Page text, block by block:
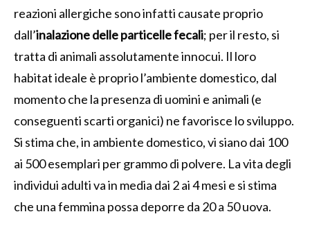
reazioni allergiche sono infatti causate proprio
dall’inalazione delle particelle fecali; per il resto, si
tratta di animali assolutamente innocui. Il loro
habitat ideale è proprio l’ambiente domestico, dal
momento che la presenza di uomini e animali (e
conseguenti scarti organici) ne favorisce lo sviluppo.
Si stima che, in ambiente domestico, vi siano dai 100
ai 500 esemplari per grammo di polvere. La vita degli
individui adulti va in media dai 2 ai 4 mesi e si stima
che una femmina possa deporre da 20 a 50 uova.